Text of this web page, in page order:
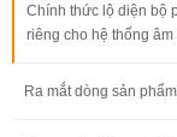
Chính thức lộ diện bộ
riêng cho hệ thống
Ra mắt dòng sản